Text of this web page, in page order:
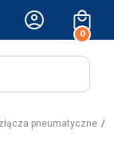
0
pneumatyczne